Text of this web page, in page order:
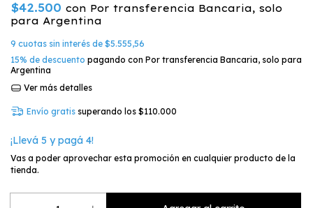
$42.500 con Por transferencia Bancaria, solo
para Argentina
9 cuotas sin interés de $5.555,56
15% de descuento pagando con Por transferencia Bancaria, solo para
Argentina
Ver más detalles
Envío gratis superando los $110.000
¡Llevá 5 y pagá 4!
Vas a poder aprovechar esta promoción en cualquier producto de la
tienda.